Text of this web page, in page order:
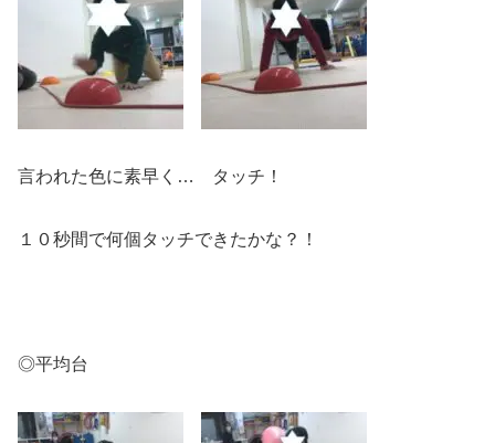
言われた色に素早く… タッチ！
１０秒間で何個タッチできたかな？！
◎平均台